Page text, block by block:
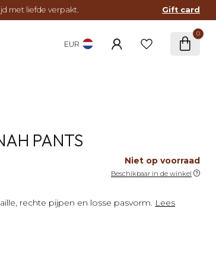
met liefde verpakt. Gift card
EUR
0
PANTS
Niet op voorraad
Beschikbaar in de winkel
rechte pijpen en losse pasvorm. Lees